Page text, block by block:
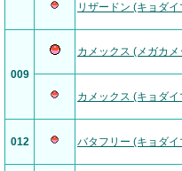
リザードン (キョダ
009
カメックス (メガカ
カメックス (キョダ
012 バタフリー (キョダ